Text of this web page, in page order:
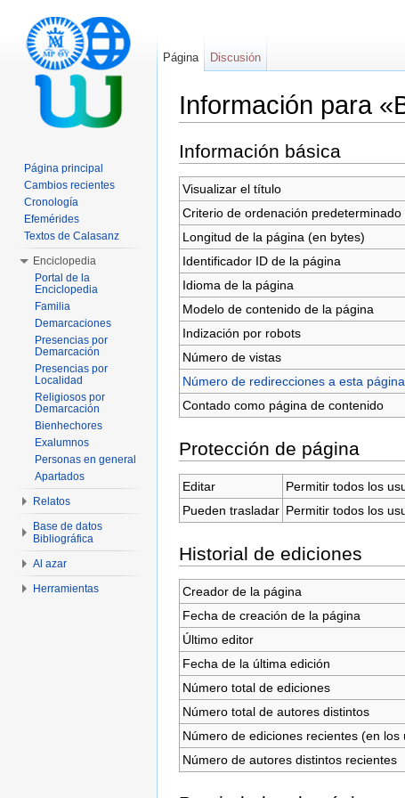
Información para
Información básica
Visualizar el título
Criterio de ordenación predeterminado
Longitud de la página (en bytes)
Identificador ID de la página
Idioma de la página
Modelo de contenido de la página
Indización por robots
Número de vistas
Número de redirecciones a esta página
Contado como página de contenido
Protección de página
Editar
Permitir todos los
Pueden trasladar Permitir todos los
Historial de ediciones
Creador de la página
Fecha de creación de la página
Último editor
Fecha de la última edición
Número total de ediciones
Número total de autores distintos
Número de ediciones recientes (en los
Número de autores distintos recientes
Página Discusión
Página principal
Cambios recientes
Cronología
Efemérides
Textos de Calasanz
Enciclopedia
Portal de la
Enciclopedia
Familia
Demarcaciones
Presencias por
Demarcación
Presencias por
Localidad
Religiosos por
Demarcación
Bienhechores
Exalumnos
Personas en general
Apartados
Relatos
Base de datos
Bibliográfica
Al azar
Herramientas